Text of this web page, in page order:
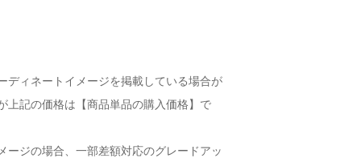
ディネートイメージを掲載している場合が
上記の価格は【商品単品の購入価格】で
ージの場合、一部差額対応のグレードアッ